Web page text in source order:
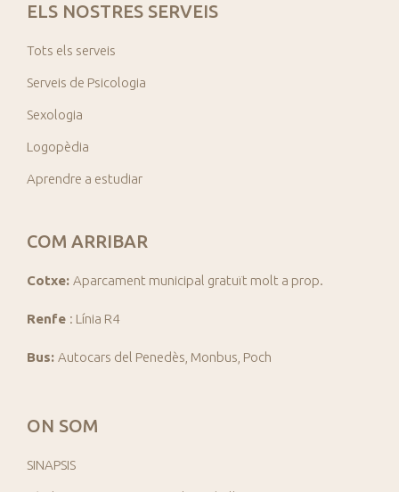
ELS NOSTRES SERVEIS
Tots els serveis
Serveis de Psicologia
Sexologia
Logopèdia
Aprendre a estudiar
COM ARRIBAR
Cotxe: Aparcament municipal gratuït molt a prop.
Renfe : Línia R4
Bus: Autocars del Penedès, Monbus, Poch
ON SOM
SINAPSIS